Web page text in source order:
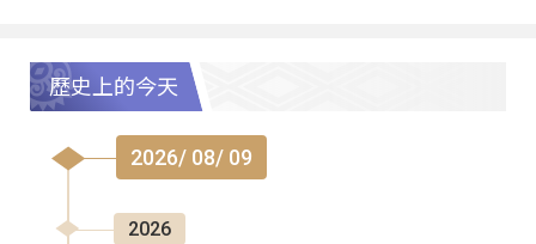
歷史上的今天
2026/ 08/ 09
2026